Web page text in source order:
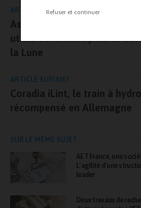
Refuser et continuer
ARTICLE PRÉCÉDENT
Astrobotic réussit ses tests
utiles de la Nasa pour la
la Lune
ARTICLE SUIVANT
Coradia iLint, le train à
récompensé en Allemagne
SUR LE MÊME SUJET
AET France, une
L’agilité d’une
leader
Deux travaux de